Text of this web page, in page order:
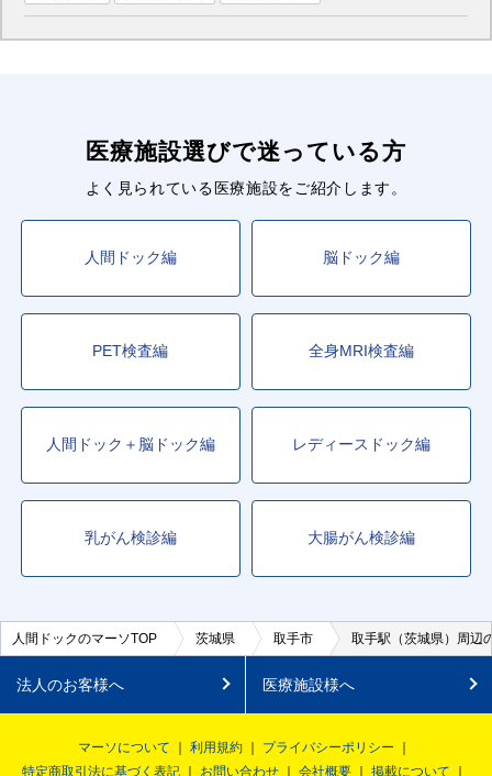
医療施設選びで迷っている方
よく見られている医療施設をご紹介します。
人間ドック編 脳ドック編
PET検査編 全身MRI検査編
人間ドック＋脳ドック編 レディースドック編
乳がん検診編 大腸がん検診編
人間ドックのマーソTOP 茨城県 取手市 取手駅（茨城県）周辺
法人のお客様へ 医療施設様へ
マーソについて 利用規約
プライバシーポリシー
特定商取引法に基づく表記
お問い合わせ 会社概要 掲載について